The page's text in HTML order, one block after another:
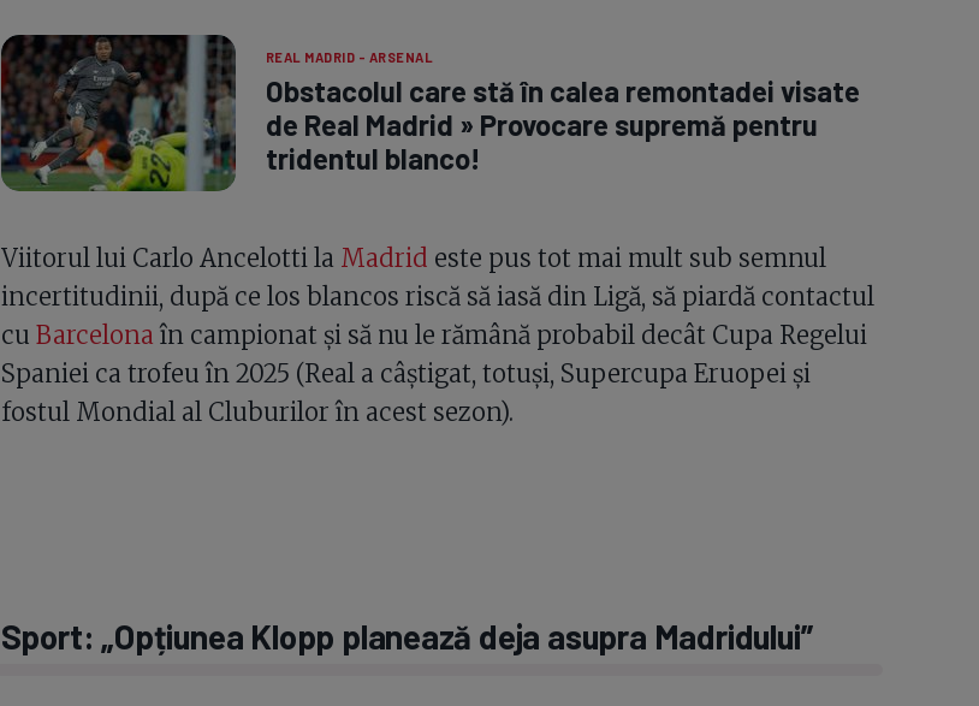
REAL MADRID - ARSENAL
Obstacolul care stă în calea remontadei visate
de Real Madrid » Provocare supremă pentru
tridentul blanco!
Viitorul lui Carlo Ancelotti la Madrid este pus tot mai mult sub semnul
incertitudinii, după ce los blancos riscă să iasă din Ligă, să piardă contactul
cu Barcelona în campionat și să nu le rămână probabil decât Cupa Regelui
Spaniei ca trofeu în 2025 (Real a câștigat, totuși, Supercupa Eruopei și
fostul Mondial al Cluburilor în acest sezon).
Sport: „Opțiunea Klopp planează deja asupra Madridului”